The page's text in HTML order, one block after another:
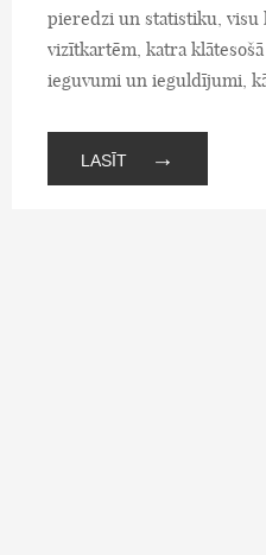
pieredzi un statistiku, visu
vizītkartēm, katra
ieguvumi un ieguldījumi,
LASĪT →